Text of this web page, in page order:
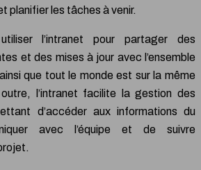
planifier les tâches à venir.
l’intranet pour partager des
et des mises à jour avec l’ensemble
que tout le monde est sur la même
outre, l’intranet facilite la gestion des
d’accéder aux informations du
avec l’équipe et de suivre